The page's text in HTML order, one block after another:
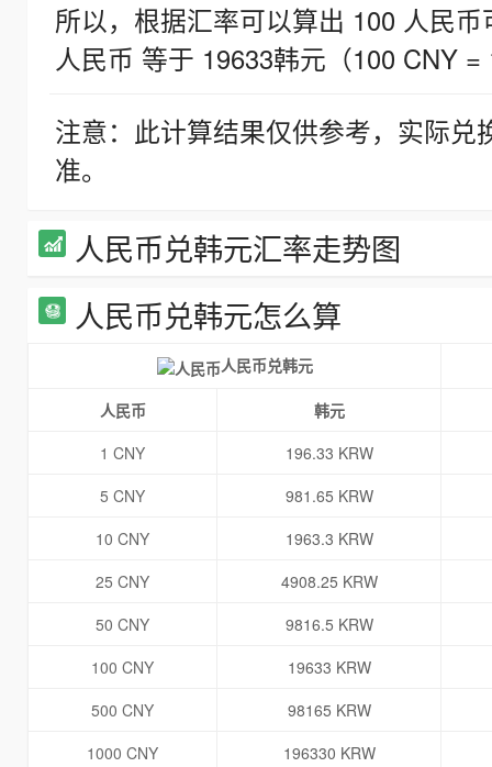
所以，根据汇率可以算出 100 人民
人民币 等于 19633韩元（100 CNY =
注意：此计算结果仅供参考，实际
准。
人民币兑韩元汇率走势图
人民币兑韩元怎么算
人民币兑韩元
人民币
韩元
1 CNY
196.33 KRW
5 CNY
981.65 KRW
10 CNY
1963.3 KRW
25 CNY
4908.25 KRW
50 CNY
9816.5 KRW
100 CNY
19633 KRW
500 CNY
98165 KRW
1000 CNY
196330 KRW